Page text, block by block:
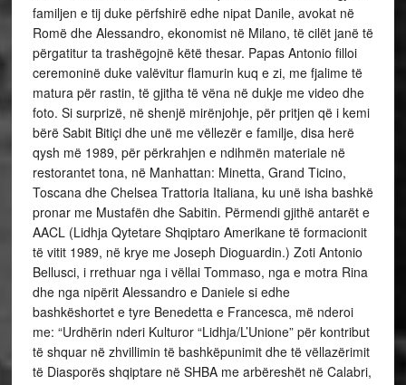
familjen e tij duke përfshirë edhe nipat Danile, avokat në
Romë dhe Alessandro, ekonomist në Milano, të cilët janë të
përgatitur ta trashëgojnë këtë thesar. Papas Antonio filloi
ceremoninë duke valëvitur flamurin kuq e zi, me fjalime të
matura për rastin, të gjitha të vëna në dukje me video dhe
foto. Si surprizë, në shenjë mirënjohje, për pritjen që i kemi
bërë Sabit Bitiçi dhe unë me vëllezër e familje, disa herë
qysh më 1989, për përkrahjen e ndihmën materiale në
restorantet tona, në Manhattan: Minetta, Grand Ticino,
Toscana dhe Chelsea Trattoria Italiana, ku unë isha bashkë
pronar me Mustafën dhe Sabitin. Përmendi gjithë antarët e
AACL (Lidhja Qytetare Shqiptaro Amerikane të formacionit
të vitit 1989, në krye me Joseph Dioguardin.) Zoti Antonio
Bellusci, i rrethuar nga i vëllai Tommaso, nga e motra Rina
dhe nga nipërit Alessandro e Daniele si edhe
bashkëshortet e tyre Benedetta e Francesca, më nderoi
me: “Urdhërin nderi Kulturor “Lidhja/L’Unione” për kontribut
të shquar në zhvillimin të bashkëpunimit dhe të vëllazërimit
të Diasporës shqiptare në SHBA me arbëreshët në Calabri,